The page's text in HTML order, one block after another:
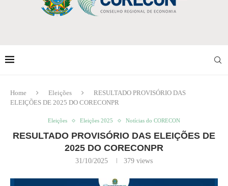
Home Eleições
RESULTADO PROVISÓRIO DAS
ELEIÇÕES DE 2025 DO CORECONPR
Eleições Eleições 2025 Notícias do CORECON
RESULTADO PROVISÓRIO DAS ELEIÇÕES DE
2025 DO CORECONPR
31/10/2025 379 views